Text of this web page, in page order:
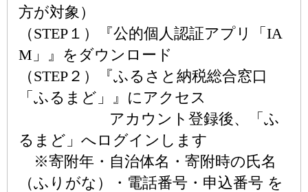
方が対象）
（STEP１）『公的個人認証アプリ「IA
M」』をダウンロード
（STEP２）『ふるさと納税総合窓口
「ふるまど」』にアクセス
アカウント登録後、「ふ
るまど」へログインします
※寄附年・自治体名・寄附時の氏名
（ふりがな）・電話番号・申込番号 を